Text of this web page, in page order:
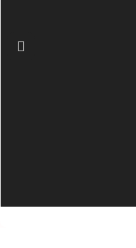
Previous